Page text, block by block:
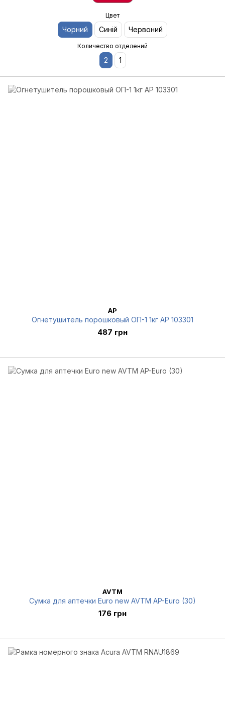
Цвет
Чорний Синій Червоний
Количество отделений
2 1
AP
Огнетушитель порошковый ОП-1 1кг AP 103301
487 грн
AVTM
Сумка для аптечки Euro new AVTM AP-Euro (30)
176 грн